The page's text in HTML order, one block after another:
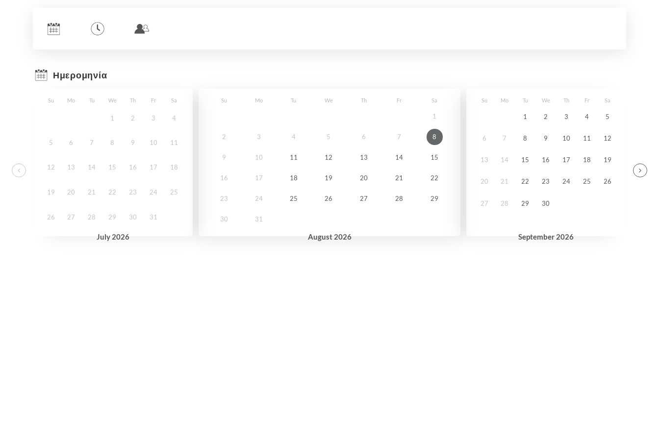
Ημερομηνία
July 2026
Su Mo Tu We Th Fr Sa
1 2 3 4
5 6 7 8 9 10 11
12 13 14 15 16 17 18
19 20 21 22 23 24 25
26 27 28 29 30 31
August 2026
Su Mo Tu We Th Fr Sa
1
2 3 4 5 6 7 8
9 10 11 12 13 14 15
16 17 18 19 20 21 22
23 24 25 26 27 28 29
30 31
September 2026
Su Mo Tu We Th Fr Sa
1 2 3 4 5
6 7 8 9 10 11 12
13 14 15 16 17 18 19
20 21 22 23 24 25 26
27 28 29 30